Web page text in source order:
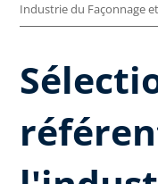
Industrie du Façonnage